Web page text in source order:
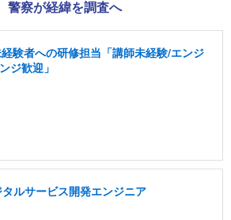
警察が経緯を調査へ
験者への研修担当「講師未経験/エンジ
ジ歓迎」
ルサービス開発エンジニア